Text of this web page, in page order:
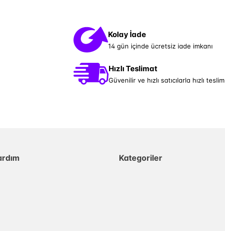
Kolay İade
14 gün içinde ücretsiz iade imkanı
Hızlı Teslimat
Güvenilir ve hızlı satıcılarla hızlı teslim
Kategoriler